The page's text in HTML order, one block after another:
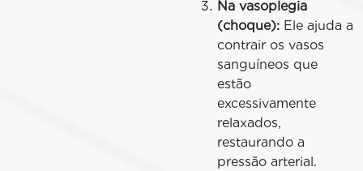
Na vasoplegia
(choque): Ele ajuda a
contrair os vasos
sanguíneos que
estão
excessivamente
relaxados,
restaurando a
pressão arterial.